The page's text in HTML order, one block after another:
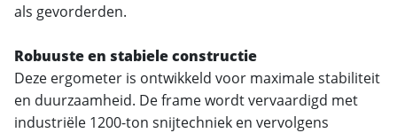
als gevorderden.
Robuuste en stabiele constructie
Deze ergometer is ontwikkeld voor maximale stabiliteit
en duurzaamheid. De frame wordt vervaardigd met
industriële 1200-ton snijtechniek en vervolgens